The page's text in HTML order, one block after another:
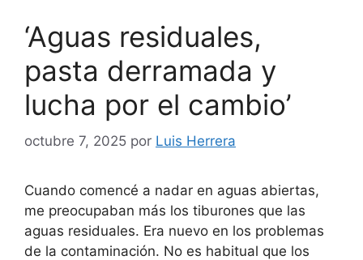
‘Aguas residuales,
pasta derramada y
lucha por el cambio’
octubre 7, 2025 por Luis Herrera
Cuando comencé a nadar en aguas abiertas,
me preocupaban más los tiburones que las
aguas residuales. Era nuevo en los problemas
de la contaminación. No es habitual que los